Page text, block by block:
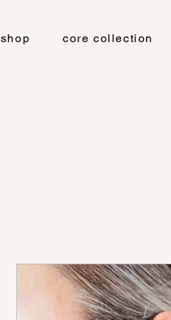
shop core collection